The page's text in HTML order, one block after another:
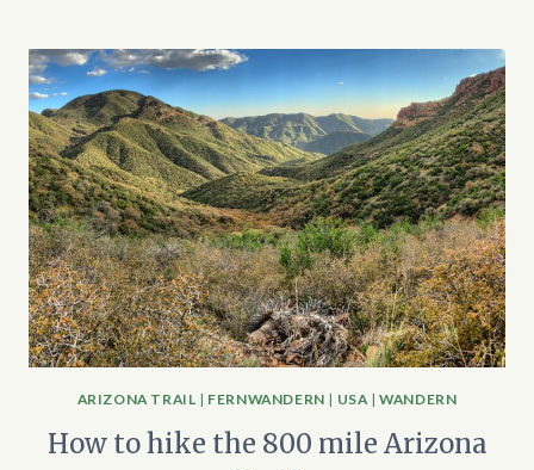
ARIZONA TRAIL | FERNWANDERN | USA|WANDERN
How to hike the 800 mile Arizona